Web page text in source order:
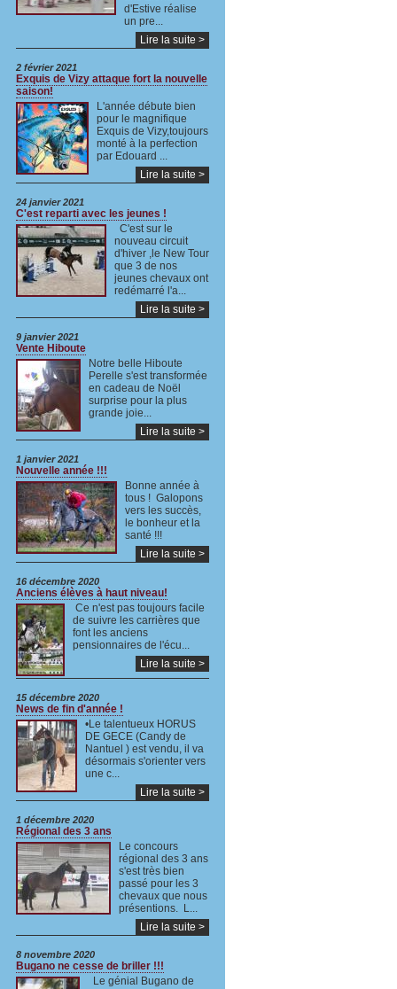
d'Estive réalise
un pre...
Lire la suite >
2 février 2021
Exquis de Vizy attaque fort la nouvelle
saison!
L'année débute bien
pour le magnifique
Exquis de Vizy,toujours
monté à la perfection
par Edouard ...
Lire la suite >
24 janvier 2021
C'est reparti avec les jeunes !
C'est sur le
nouveau circuit
d'hiver ,le New Tour
que 3 de nos
jeunes chevaux ont
redémarré l'a...
Lire la suite >
9 janvier 2021
Vente Hiboute
Notre belle Hiboute
Perelle s'est transformée
en cadeau de Noël
surprise pour la plus
grande joie...
Lire la suite >
1 janvier 2021
Nouvelle année !!!
Bonne année à
tous ! Galopons
vers les succès,
le bonheur et la
santé !!!
Lire la suite >
16 décembre 2020
Anciens élèves à haut niveau!
Ce n'est pas toujours facile
de suivre les carrières que
font les anciens
pensionnaires de l'écu...
Lire la suite >
15 décembre 2020
News de fin d'année !
•Le talentueux HORUS
DE GECE (Candy de
Nantuel ) est vendu, il va
désormais s'orienter vers
une c...
Lire la suite >
1 décembre 2020
Régional des 3 ans
Le concours
régional des 3 ans
s'est très bien
passé pour les 3
chevaux que nous
présentions. L...
Lire la suite >
8 novembre 2020
Bugano ne cesse de briller !!!
Le génial Bugano de